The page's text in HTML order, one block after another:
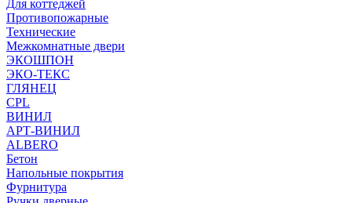
Для коттеджей
Противопожарные
Технические
Межкомнатные двери
ЭКОШПОН
ЭКО-ТЕКС
ГЛЯНЕЦ
CPL
ВИНИЛ
АРТ-ВИНИЛ
ALBERO
Бетон
Напольные покрытия
Фурнитура